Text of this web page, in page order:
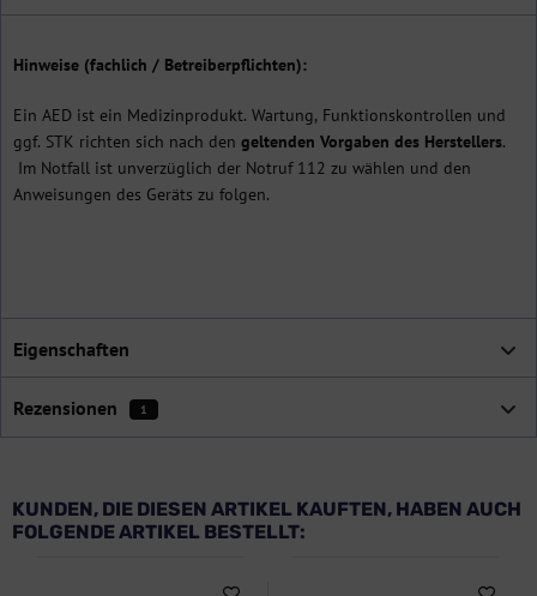
Hinweise (fachlich / Betreiberpflichten):
Ein AED ist ein Medizinprodukt. Wartung, Funktionskontrollen und
ggf. STK richten sich nach den geltenden Vorgaben des Herstellers.
Im Notfall ist unverzüglich der Notruf 112 zu wählen und den
Anweisungen des Geräts zu folgen.
Eigenschaften
Rezensionen 1
KUNDEN, DIE DIESEN ARTIKEL KAUFTEN, HABEN AUCH
FOLGENDE ARTIKEL BESTELLT: